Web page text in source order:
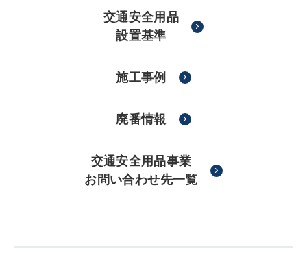
交通安全用品
設置基準
施工事例
廃番情報
交通安全用品事業
お問い合わせ先一覧